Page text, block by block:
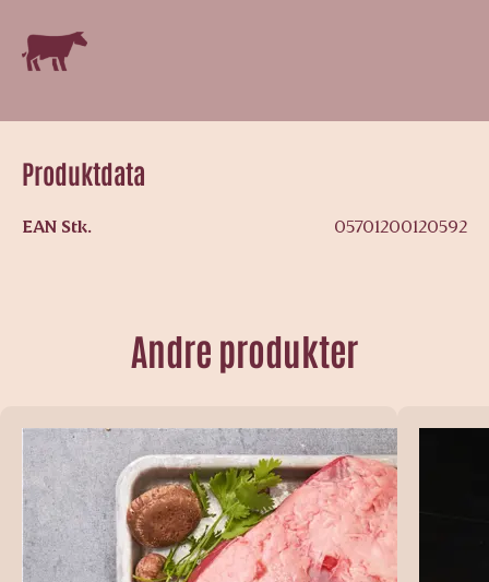
Produktdata
EAN Stk. 05701200120592
Andre produkter